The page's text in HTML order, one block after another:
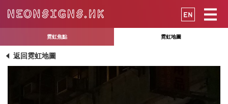
EN
霓虹焦點 霓虹地圖
返回霓虹地圖